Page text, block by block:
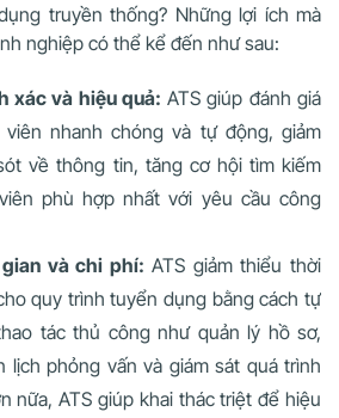
truyền thống? Những lợi ích mà
nghiệp có thể kể đến như sau:
xác và hiệu quả: ATS giúp đánh giá
nhanh chóng và tự động, giảm
về thông tin, tăng cơ hội tìm kiếm
phù hợp nhất với yêu cầu công
và chi phí: ATS giảm thiểu thời
quy trình tuyển dụng bằng cách tự
tác thủ công như quản lý hồ sơ,
lịch phỏng vấn và giám sát quá trình
nữa, ATS giúp khai thác triệt để hiệu